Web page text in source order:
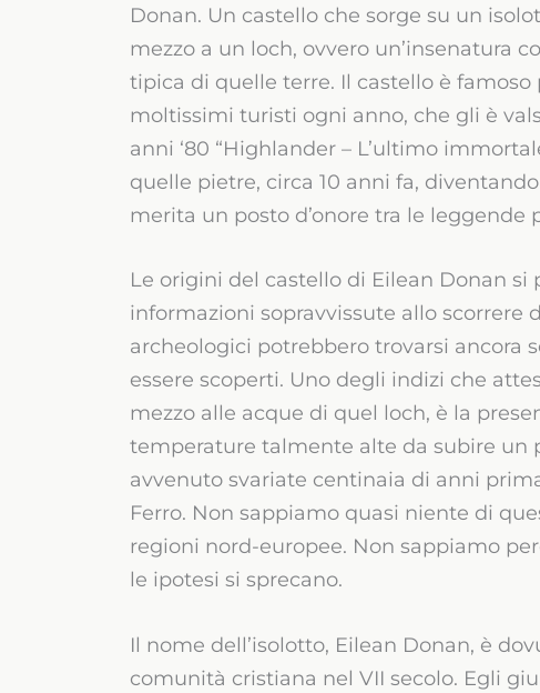
Donan. Un castello che sorge su un
mezzo a un loch, ovvero un’insenatura
tipica di quelle terre. Il castello è
moltissimi turisti ogni anno, che gli è
anni ‘80 “Highlander – L’ultimo
quelle pietre, circa 10 anni fa,
merita un posto d’onore tra le leggende
Le origini del castello di Eilean Donan si
informazioni sopravvissute allo scorrere
archeologici potrebbero trovarsi ancora
essere scoperti. Uno degli indizi che
mezzo alle acque di quel loch, è la
temperature talmente alte da subire un
avvenuto svariate centinaia di anni
Ferro. Non sappiamo quasi niente di
regioni nord-europee. Non sappiamo
le ipotesi si sprecano.
Il nome dell’isolotto, Eilean Donan, è
comunità cristiana nel VII secolo. Egli